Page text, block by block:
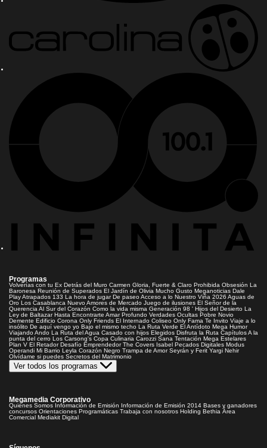
Programas
Volverías con tu Ex Detrás del Muro Carmen Gloria, Fuerte & Claro Prohibida Obsesión La
Baronesa Reunión de Superados El Jardín de Olivia Mucho Gusto Meganoticias Dale
PlayAtrapados 133 La hora de jugar De paseoAcceso a lo Nuestro Viña 2026 Aguas de
Oro Los Casablanca Nuevo Amores de Mercado Juego de ilusiones El Señor de la
Querencia Al Sur del Corazón Como la vida misma Generación 98 ' Hijos del Desierto La
Ley de Baltazar Hasta Encontrarte Amar Profundo Verdades Ocultas Pobre Novio
Demente Edificio Corona Only Friends El Internado Coliseo Only Fama Te Invito Viaje a lo
insólito De aquí vengo yo Bajo el mismo techo La Ruta Verde El Antídoto Mega Humor
Viajando Ando La Ruta del Agua Casado con hijos Elegidos Disfruta la Ruta CapítulosA la
punta del cerro Los Carsong's Copa Culinaria Carozzi Sana Tentación Mega Estelares
Plan V El Retador Desafío Emprendedor The Covers Isabel Pecados Digitales Modus
Operandi Mi Barrio Leyla Corazón Negro Trampa de Amor Seyrán y Ferit Yargi Nehir
Olvídame si puedes Secretos del Matrimonio
Ver todos los programas
Megamedia Corporativo
Quienes Somos Información de Emisión Información de Emisión 2014 Bases y ganadores
concursos Orientaciones Programáticas Trabaja con nosotros Holding Bethia Área
Comercial Mediakit Digital